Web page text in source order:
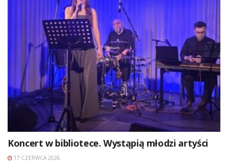
Koncert w bibliotece. Wystąpią młodzi artyści
17 CZERWCA 2026